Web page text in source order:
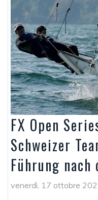
FX Open
Schweizer
Führung nach
venerdì, 17 ottobre